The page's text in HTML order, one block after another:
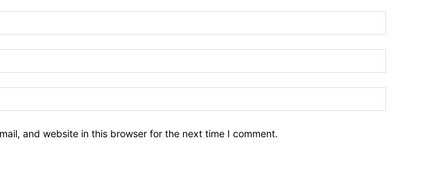
and website in this browser for the next time I comment.